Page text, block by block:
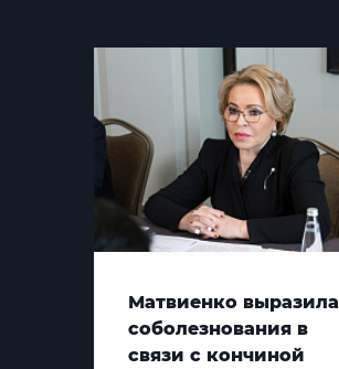
Матвиенко выразила
соболезнования в
связи с кончиной